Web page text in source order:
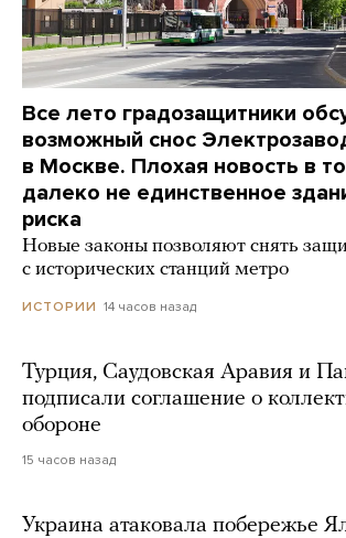
Все лето градозащитники
возможный снос
в Москве. Плохая новость в
далеко не единственное
риска
Новые законы позволяют снять
с исторических станций метро
ИСТОРИИ 14 часов назад
Турция, Саудовская Аравия и
подписали соглашение о
обороне
15 часов назад
Украина атаковала побережье